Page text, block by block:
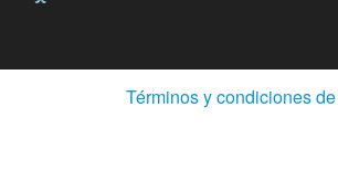
Términos y condiciones